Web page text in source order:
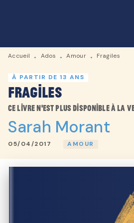
Accueil • Ados • Amour • Fragiles
À PARTIR DE 13 ANS
Fragiles
Ce livre n'est plus disponible à la
Sarah Morant
05/04/2017 AMOUR